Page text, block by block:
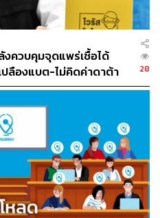
งควบคุมจุดแพร่เชื้อได้
ปลืองแบต-ไม่คิดค่าดาต้า
28